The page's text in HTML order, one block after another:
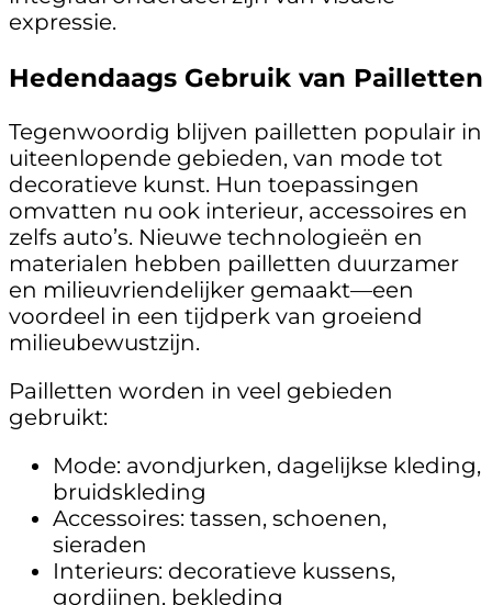
expressie.
Hedendaags Gebruik van Pailletten
Tegenwoordig blijven pailletten populair in
uiteenlopende gebieden, van mode tot
decoratieve kunst. Hun toepassingen
omvatten nu ook interieur, accessoires en
zelfs auto’s. Nieuwe technologieën en
materialen hebben pailletten duurzamer
en milieuvriendelijker gemaakt—een
voordeel in een tijdperk van groeiend
milieubewustzijn.
Pailletten worden in veel gebieden
gebruikt:
Mode: avondjurken, dagelijkse kleding,
bruidskleding
Accessoires: tassen, schoenen,
sieraden
Interieurs: decoratieve kussens,
gordijnen, bekleding